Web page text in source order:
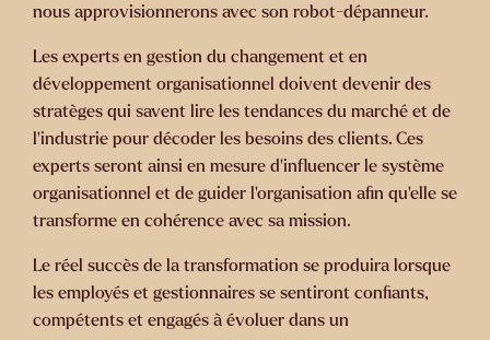
nous approvisionnerons avec son robot-dépanneur.
Les experts en gestion du changement et en
développement organisationnel doivent devenir des
stratèges qui savent lire les tendances du marché et de
l’industrie pour décoder les besoins des clients. Ces
experts seront ainsi en mesure d’influencer le système
organisationnel et de guider l’organisation afin qu’elle se
transforme en cohérence avec sa mission.
Le réel succès de la transformation se produira lorsque
les employés et gestionnaires se sentiront confiants,
compétents et engagés à évoluer dans un